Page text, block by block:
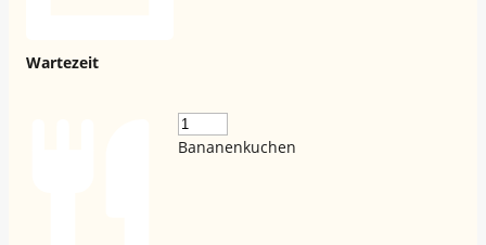
Wartezeit
Bananenkuchen